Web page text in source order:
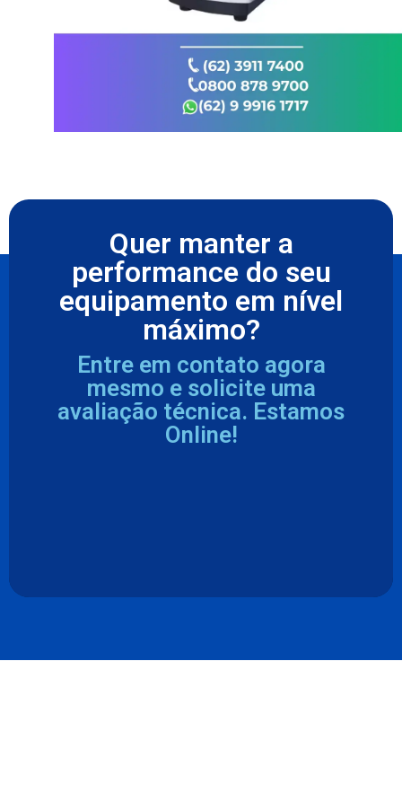
Quer manter a
performance do seu
equipamento em nível
máximo?
Entre em contato agora
mesmo e solicite uma
avaliação técnica. Estamos
Online!